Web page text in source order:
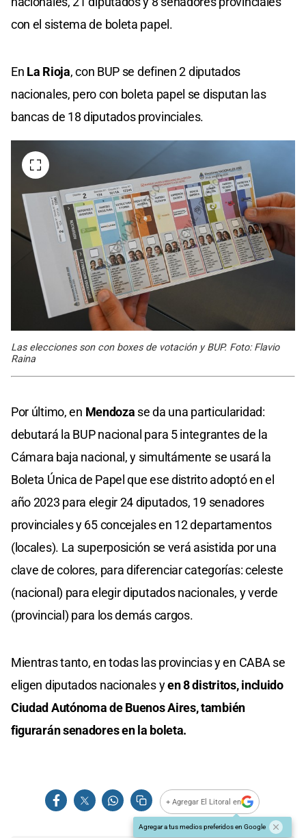
con el sistema de boleta papel.
En La Rioja, con BUP se definen 2 diputados
nacionales, pero con boleta papel se disputan las
bancas de 18 diputados provinciales.
Las elecciones son con boxes de votación y BUP. Foto: Flavio
Raina
Por último, en Mendoza se da una particularidad:
debutará la BUP nacional para 5 integrantes de la
Cámara baja nacional, y simultámente se usará la
Boleta Única de Papel que ese distrito adoptó en el
año 2023 para elegir 24 diputados, 19 senadores
provinciales y 65 concejales en 12 departamentos
(locales). La superposición se verá asistida por una
clave de colores, para diferenciar categorías: celeste
(nacional) para elegir diputados nacionales, y verde
(provincial) para los demás cargos.
Mientras tanto, en todas las provincias y en CABA se
eligen diputados nacionales yen 8 distritos, incluido
Ciudad Autónoma de Buenos Aires, también
figurarán senadores en la boleta.
+ Agregar El Litoral en
Agregar a tus medios preferidos en Google